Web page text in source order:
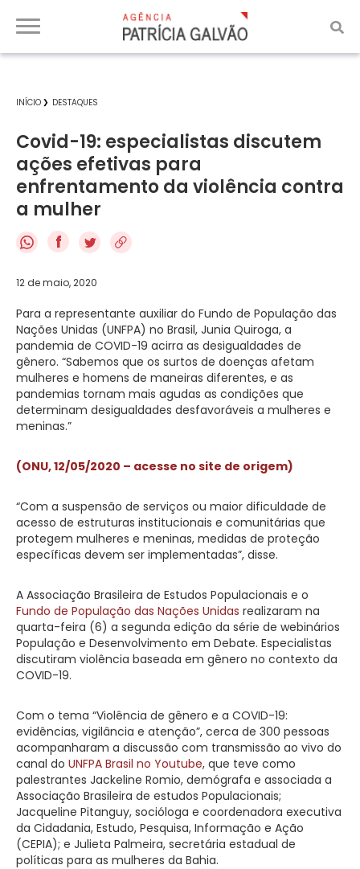
INÍCIO DESTAQUES
Covid-19: especialistas discutem
ações efetivas para
enfrentamento da violência contra
a mulher
f
12 de maio, 2020
Para a representante auxiliar do Fundo de População das
Nações Unidas (UNFPA) no Brasil, Junia Quiroga, a
pandemia de COVID-19 acirra as desigualdades de
gênero. “Sabemos que os surtos de doenças afetam
mulheres e homens de maneiras diferentes, e as
pandemias tornam mais agudas as condições que
determinam desigualdades desfavoráveis a mulheres e
meninas.”
(ONU, 12/05/2020 – acesse no site de origem)
“Com a suspensão de serviços ou maior dificuldade de
acesso de estruturas institucionais e comunitárias que
protegem mulheres e meninas, medidas de proteção
específicas devem ser implementadas”, disse.
A Associação Brasileira de Estudos Populacionais e o
Fundo de População das Nações Unidas realizaram na
quarta-feira (6) a segunda edição da série de webinários
População e Desenvolvimento em Debate. Especialistas
discutiram violência baseada em gênero no contexto da
COVID-19.
Com o tema “Violência de gênero e a COVID-19:
evidências, vigilância e atenção”, cerca de 300 pessoas
acompanharam a discussão com transmissão ao vivo do
canal do UNFPA Brasil no Youtube, que teve como
palestrantes Jackeline Romio, demógrafa e associada a
Associação Brasileira de estudos Populacionais;
Jacqueline Pitanguy, socióloga e coordenadora executiva
da Cidadania, Estudo, Pesquisa, Informação e Ação
(CEPIA); e Julieta Palmeira, secretária estadual de
políticas para as mulheres da Bahia.